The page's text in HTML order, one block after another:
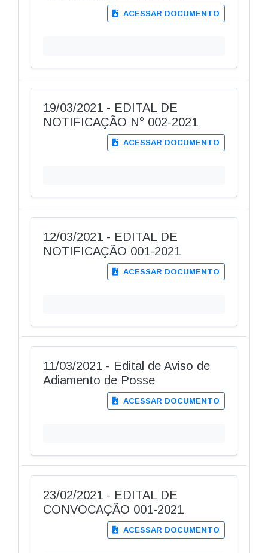
ACESSAR DOCUMENTO
19/03/2021 - EDITAL DE
NOTIFICAÇÃO N° 002-2021
ACESSAR DOCUMENTO
12/03/2021 - EDITAL DE
NOTIFICAÇÃO 001-2021
ACESSAR DOCUMENTO
11/03/2021 - Edital de Aviso de
Adiamento de Posse
ACESSAR DOCUMENTO
23/02/2021 - EDITAL DE
CONVOCAÇÃO 001-2021
ACESSAR DOCUMENTO